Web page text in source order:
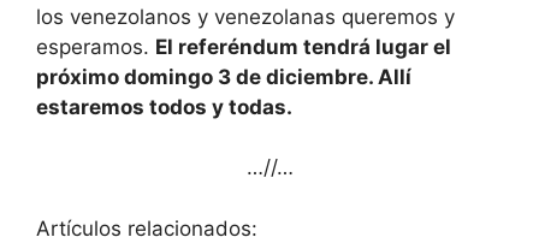
los venezolanos y venezolanas queremos y
esperamos. El referéndum tendrá lugar el
próximo domingo 3 de diciembre. Allí
estaremos todos y todas.
…//…
Artículos relacionados: